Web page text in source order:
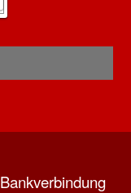
Bankverbindung